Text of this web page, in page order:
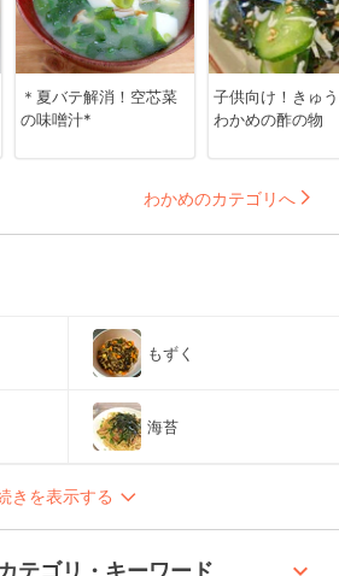
＊夏バテ解消！空芯菜
の味噌汁*
子供向け！きゅ
わかめの酢の物
わかめのカテゴリへ
もずく
海苔
きを表示する
テゴリ・キーワード